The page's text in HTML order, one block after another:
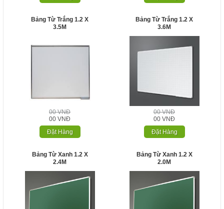
Bảng Từ Trắng 1.2 X
3.5M
00 VNĐ
00 VNĐ
Đặt Hàng
Bảng Từ Trắng 1.2 X
3.6M
00 VNĐ
00 VNĐ
Đặt Hàng
Bảng Từ Xanh 1.2 X
2.4M
Bảng Từ Xanh 1.2 X
2.0M